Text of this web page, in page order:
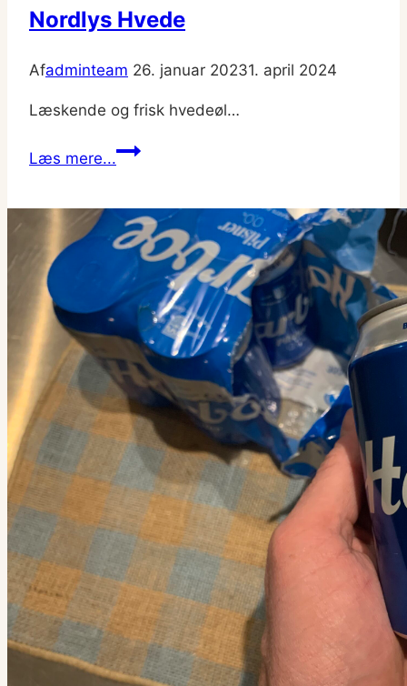
Nordlys Hvede
Afadminteam 26. januar 20231. april 2024
Læskende og frisk hvedeøl…
Læs mere...Nordlys